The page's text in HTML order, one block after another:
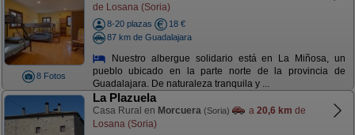
8 Fotos
de Losana (Soria)
8-20 plazas
18 €
87 km de Guadalajara
Nuestro albergue solidario está en La Miñosa, un
pueblo ubicado en la parte norte de la provincia de
Guadalajara. De naturaleza tranquila y ...
La Plazuela
Casa Rural en Morcuera (Soria) a 20,6 km de
Losana (Soria)